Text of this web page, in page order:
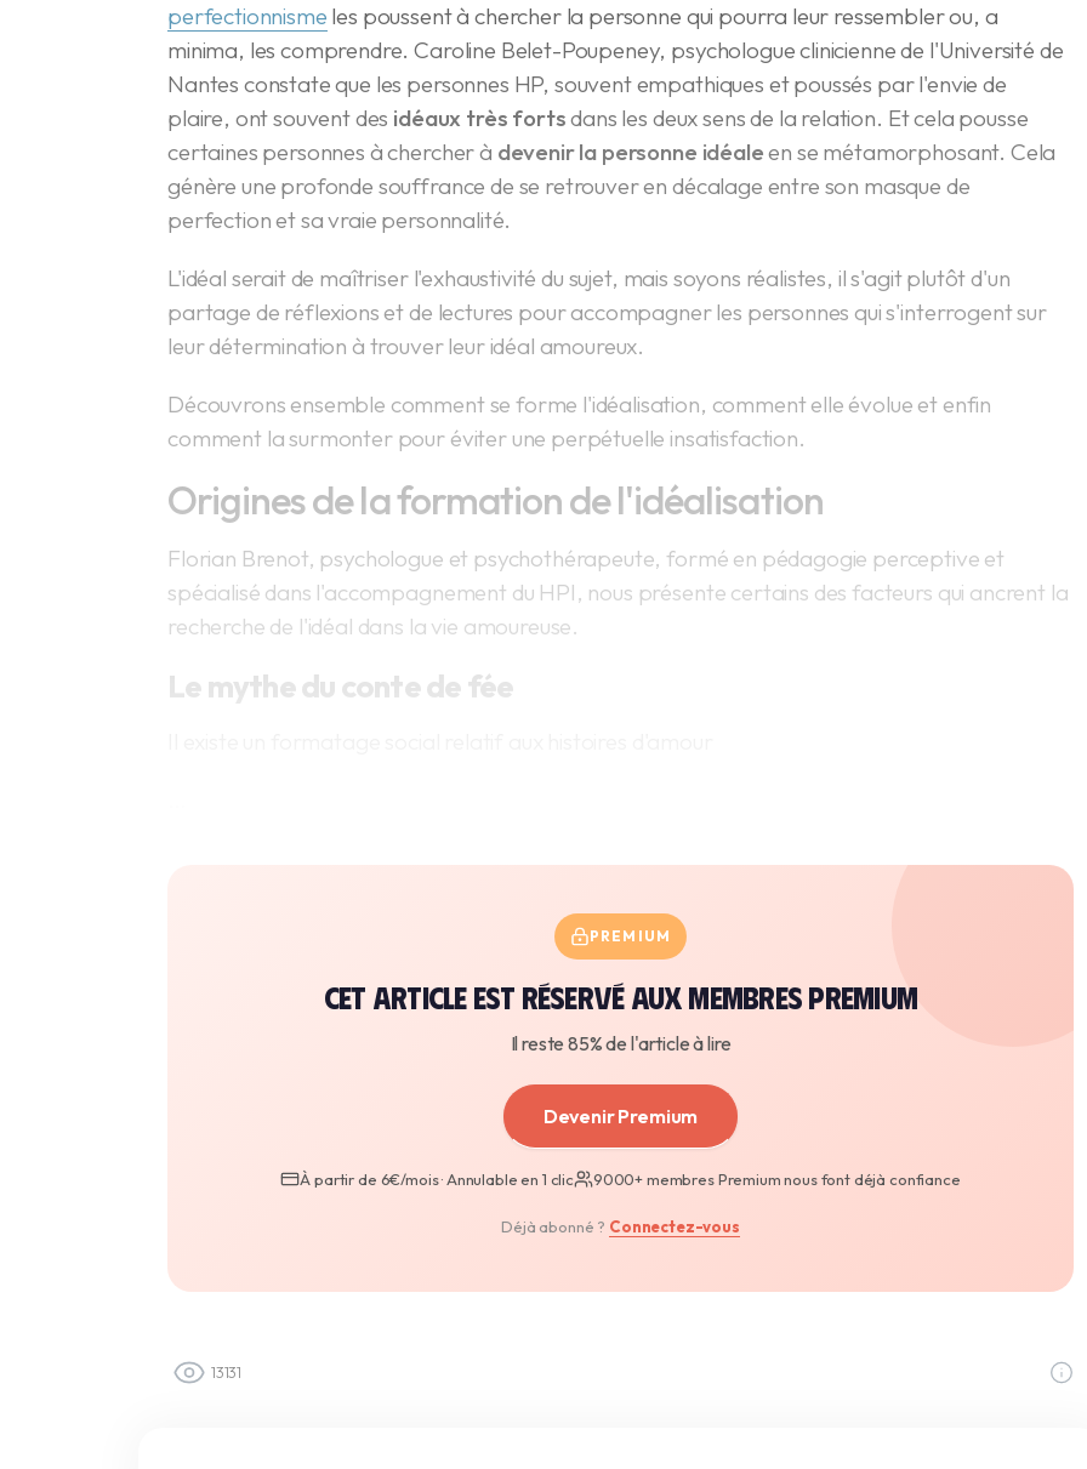
perfectionnisme les poussent à chercher la personne qui pourra leur ressembler ou, a
minima, les comprendre. Caroline Belet-Poupeney, psychologue clinicienne de l'Université de
Nantes constate que les personnes HP, souvent empathiques et poussés par l'envie de
plaire, ont souvent des idéaux très fortsdans les deux sens de la relation. Et cela pousse
certaines personnes à chercher à devenir la personne idéaleen se métamorphosant. Cela
génère une profonde souffrance de se retrouver en décalage entre son masque de
perfection et sa vraie personnalité.
L'idéal serait de maîtriser l'exhaustivité du sujet, mais soyons réalistes, il s'agit plutôt d'un
partage de réflexions et de lectures pour accompagner les personnes qui s'interrogent sur
leur détermination à trouver leur idéal amoureux.
Découvrons ensemble comment se forme l'idéalisation, comment elle évolue et enfin
comment la surmonter pour éviter une perpétuelle insatisfaction.
Origines de la formation de l'idéalisation
Florian Brenot, psychologue et psychothérapeute, formé en pédagogie perceptive et
spécialisé dans l'accompagnement du HPI, nous présente certains des facteurs qui ancrent la
recherche de l'idéal dans la vie amoureuse.
Le mythe du conte de fée
PREMIUM
Cet article est réservé aux membres premium
Il reste 85% de l'article à lire
Devenir Premium
À partir de 6€/mois · Annulable en 1 clic 9000+ membres Premium nous font déjà confiance
Déjà abonné ? Connectez-vous
13131